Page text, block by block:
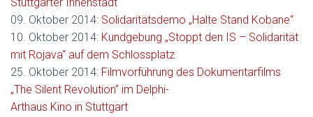
09. Oktober 2014: Solidaritätsdemo „Halte Stand Kobane“
10. Oktober 2014: Kundgebung „Stoppt den IS – Solidarität
mit Rojava“ auf dem Schlossplatz
25. Oktober 2014: Filmvorführung des Dokumentarfilms
„The Silent Revolution“ im Delphi-
Arthaus Kino in Stuttgart